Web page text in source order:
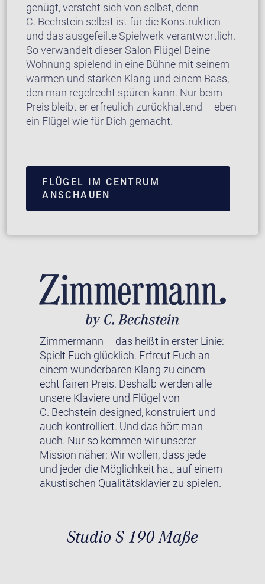
genügt, versteht sich von selbst, denn
C. Bechstein selbst ist für die Konstruktion
und das ausgefeilte Spielwerk verantwortlich.
So verwandelt dieser Salon Flügel Deine
Wohnung spielend in eine Bühne mit seinem
warmen und starken Klang und einem Bass,
den man regelrecht spüren kann. Nur beim
Preis bleibt er erfreulich zurückhaltend – eben
ein Flügel wie für Dich gemacht.
FLÜGEL IM CENTRUM
ANSCHAUEN
Zimmermann – das heißt in erster Linie:
Spielt Euch glücklich. Erfreut Euch an
einem wunderbaren Klang zu einem
echt fairen Preis. Deshalb werden alle
unsere Klaviere und Flügel von
C. Bechstein designed, konstruiert und
auch kontrolliert. Und das hört man
auch. Nur so kommen wir unserer
Mission näher: Wir wollen, dass jede
und jeder die Möglichkeit hat, auf einem
akustischen Qualitätsklavier zu spielen.
Studio S 190 Maße